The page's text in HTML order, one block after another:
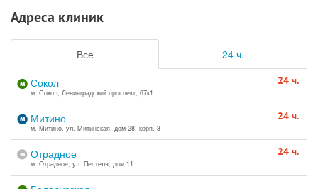
Адреса клиник
Все
24 ч.
Сокол
м. Сокол, Ленинградский проспект, 67к1
24 ч.
Митино
м. Митино, ул. Митинская, дом 28, корп. 3
24 ч.
Отрадное
м. Отрадное, ул. Пестеля, дом 11
24 ч.